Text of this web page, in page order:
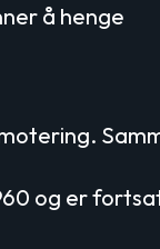
å henge
og er